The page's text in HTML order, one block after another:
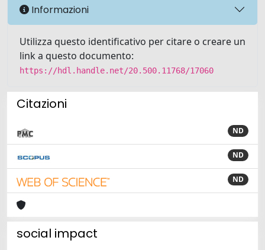
Informazioni
Utilizza questo identificativo per citare o creare un
link a questo documento:
https://hdl.handle.net/20.500.11768/17060
Citazioni
ND
ND
ND
social impact